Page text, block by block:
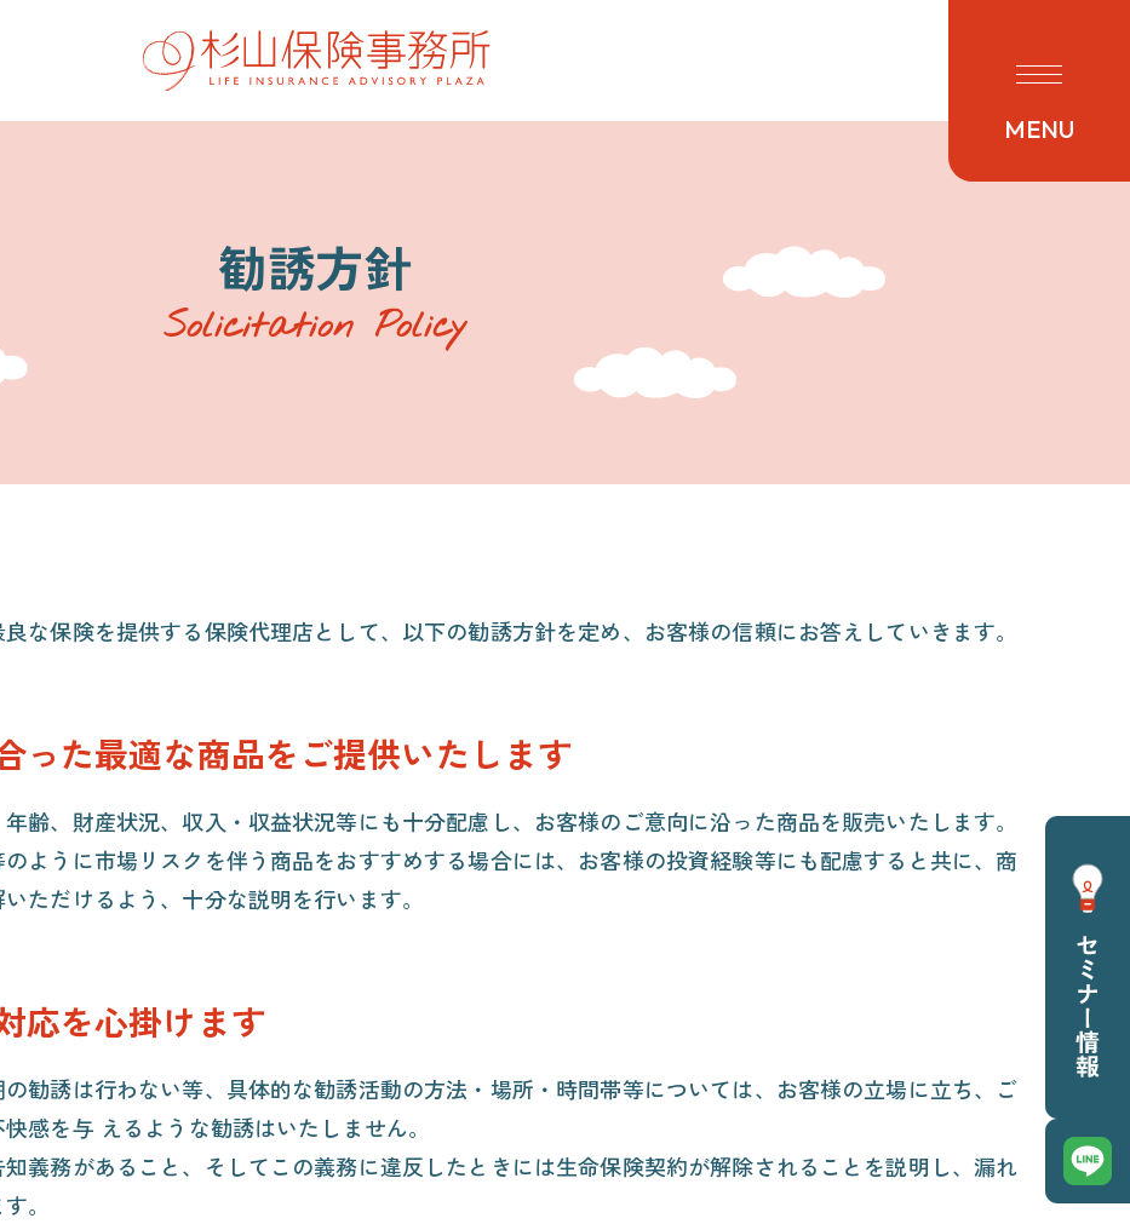
MENU
会社概要
勧誘方針
な保険を提供する保険代理店として、以下の勧誘方針を定め、お客様の信頼にお答えしていきます。
った最適な商品をご提供いたします
齢、財産状況、収入・収益状況等にも十分配慮し、お客様のご意向に沿った商品を販売いたします。
ように市場リスクを伴う商品をおすすめする場合には、お客様の投資経験等にも配慮すると共に、商
ただけるよう、十分な説明を行います。
応を心掛けます
勧誘は行わない等、具体的な勧誘活動の方法・場所・時間帯等については、お客様の立場に立ち、ご
感を与 えるような勧誘はいたしません。
義務があること、そしてこの義務に違反したときには生命保険契約が解除されることを説明し、漏れ
。